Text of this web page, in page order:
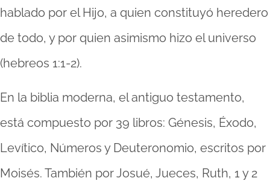
hablado por el Hijo, a quien constituyó heredero
de todo, y por quien asimismo hizo el universo
(hebreos 1:1-2).
En la biblia moderna, el antiguo testamento,
está compuesto por 39 libros: Génesis, Éxodo,
Levítico, Números y Deuteronomio, escritos por
Moisés. También por Josué, Jueces, Ruth, 1 y 2